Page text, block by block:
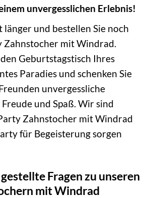
unvergesslichen Erlebnis!
länger und bestellen Sie noch
Zahnstocher mit Windrad.
Geburtstagstisch Ihres
Paradies und schenken Sie
unvergessliche
und Spaß. Wir sind
Zahnstocher mit Windrad
für Begeisterung sorgen
Fragen zu unseren
mit Windrad